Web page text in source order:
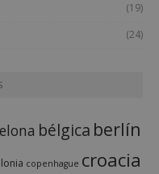
(19)
(24)
bélgica berlín
copenhague croacia